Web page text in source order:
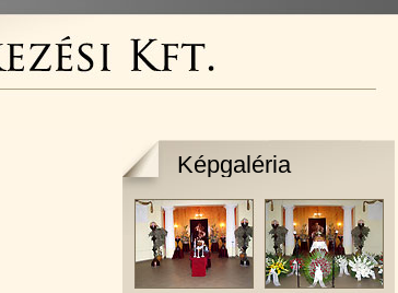
Képgaléria